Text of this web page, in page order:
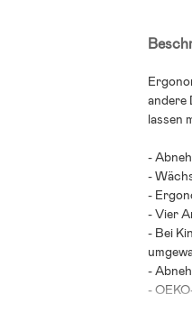
andere
lassen
-
-
-
- Vier
- Bei
-
-